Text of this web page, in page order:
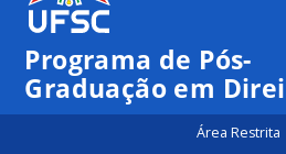
Programa de Pós-
Graduação em
Área Restrita